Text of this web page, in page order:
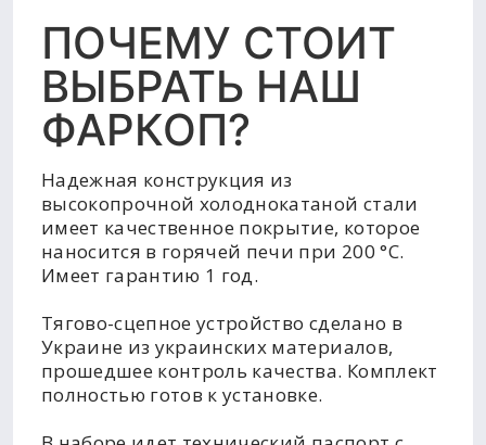
ПОЧЕМУ СТОИТ
ВЫБРАТЬ НАШ
ФАРКОП?
Надежная конструкция из
высокопрочной холоднокатаной стали
имеет качественное покрытие, которое
наносится в горячей печи при 200 °C.
Имеет гарантию 1 год.
Тягово-сцепное устройство сделано в
Украине из украинских материалов,
прошедшее контроль качества. Комплект
полностью готов к установке.